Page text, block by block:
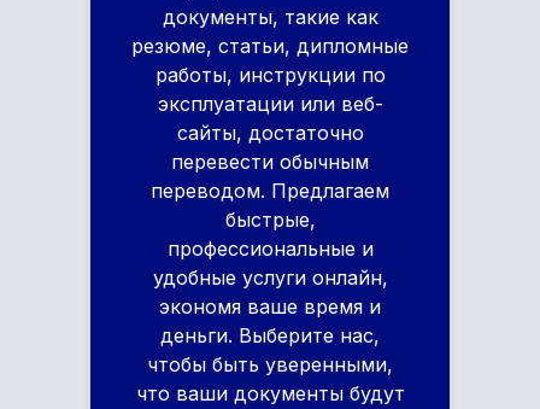
документы, такие как
резюме, статьи, дипломные
работы, инструкции по
эксплуатации или веб-
сайты, достаточно
перевести обычным
переводом. Предлагаем
быстрые,
профессиональные и
удобные услуги онлайн,
экономя ваше время и
деньги. Выберите нас,
чтобы быть уверенными,
что ваши документы будут